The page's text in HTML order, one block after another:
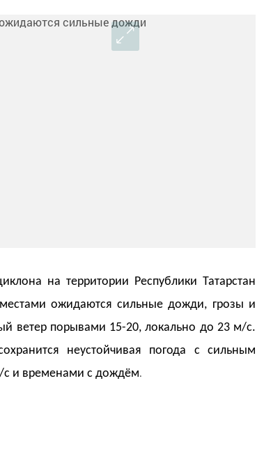
на территории Республики Татарстан
ожидаются сильные дожди, грозы и
ветер порывами 15-20, локально до 23 м/с.
неустойчивая погода с сильным
и временами с дождём.